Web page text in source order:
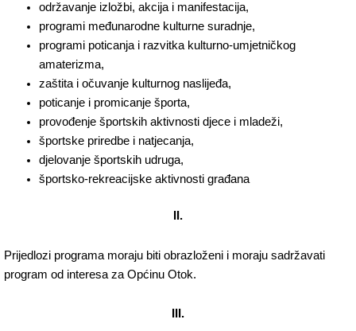
održavanje izložbi, akcija i manifestacija,
programi međunarodne kulturne suradnje,
programi poticanja i razvitka kulturno-umjetničkog
amaterizma,
zaštita i očuvanje kulturnog naslijeđa,
poticanje i promicanje športa,
provođenje športskih aktivnosti djece i mladeži,
športske priredbe i natjecanja,
djelovanje športskih udruga,
športsko-rekreacijske aktivnosti građana
II.
Prijedlozi programa moraju biti obrazloženi i moraju sadržavati
program od interesa za Općinu Otok.
III.